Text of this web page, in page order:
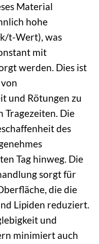
Material
hohe
t-Wert), was
mit
werden. Dies ist
und Rötungen zu
Tragezeiten. Die
des
Tag hinweg. Die
sorgt für
die die
Lipiden reduziert.
und
minimiert auch